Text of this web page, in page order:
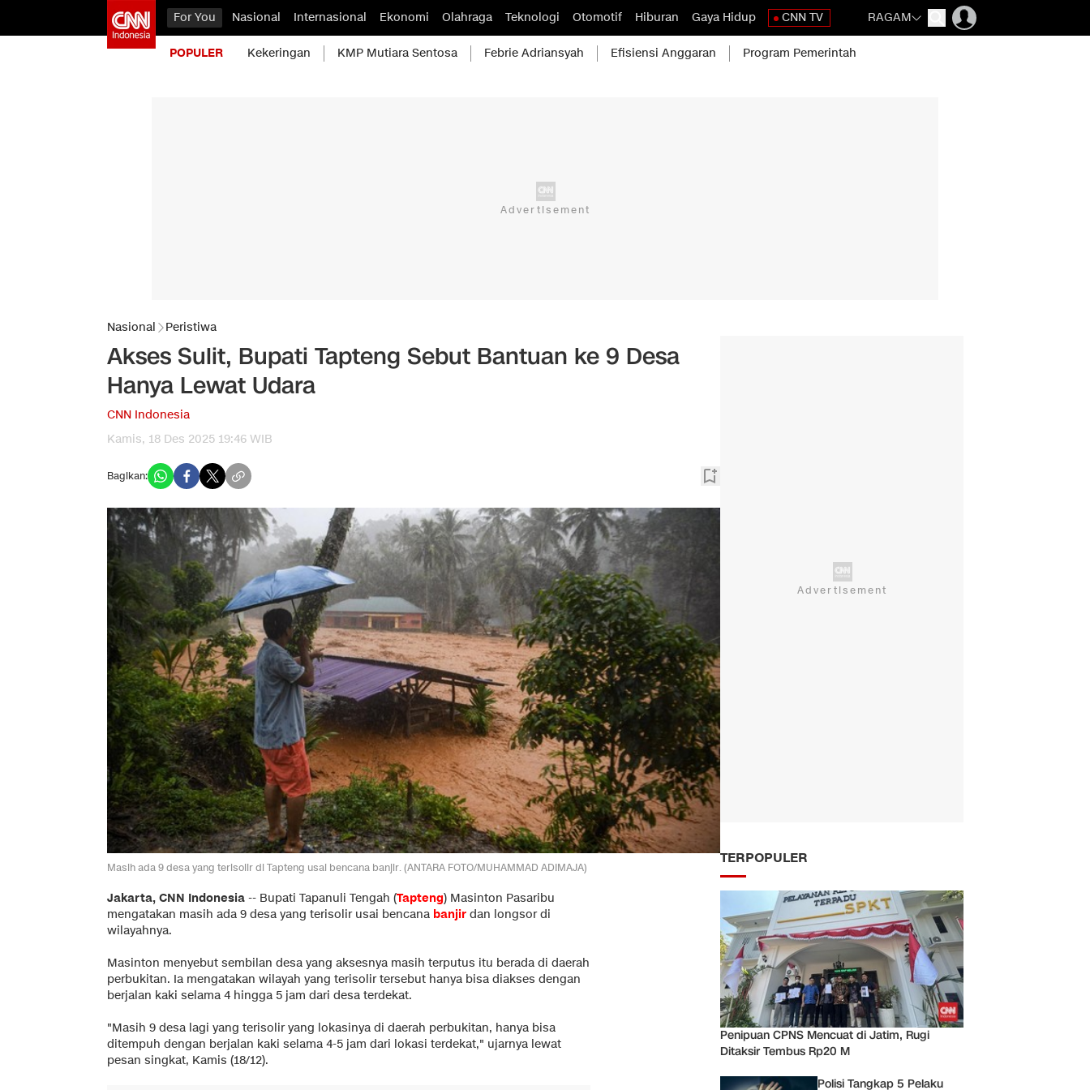
For You Nasional Internasional Ekonomi Olahraga Teknologi Otomotif Hiburan Gaya Hidup CNN TV RAGAM
POPULER Kekeringan KMP Mutiara Sentosa Febrie Adriansyah Efisiensi Anggaran Program Pemerintah
Nasional Peristiwa
Akses Sulit, Bupati Tapteng Sebut Bantuan ke 9 Desa
Hanya Lewat Udara
CNN Indonesia
Kamis, 18 Des 2025 19:46 WIB
Bagikan:
Masih ada 9 desa yang terisolir di Tapteng usai bencana banjir. (ANTARA FOTO/MUHAMMAD ADIMAJA)
Jakarta, CNN Indonesia -- Bupati Tapanuli Tengah (Tapteng) Masinton Pasaribu
mengatakan masih ada 9 desa yang terisolir usai bencana banjir dan longsor di
wilayahnya.
Masinton menyebut sembilan desa yang aksesnya masih terputus itu berada di daerah
perbukitan. Ia mengatakan wilayah yang terisolir tersebut hanya bisa diakses dengan
berjalan kaki selama 4 hingga 5 jam dari desa terdekat.
"Masih 9 desa lagi yang terisolir yang lokasinya di daerah perbukitan, hanya bisa
ditempuh dengan berjalan kaki selama 4-5 jam dari lokasi terdekat," ujarnya lewat
pesan singkat, Kamis (18/12).
TERPOPULER
Penipuan CPNS Mencuat di Jatim, Rugi
Ditaksir Tembus Rp20 M
Polisi Tangkap 5 Pelaku